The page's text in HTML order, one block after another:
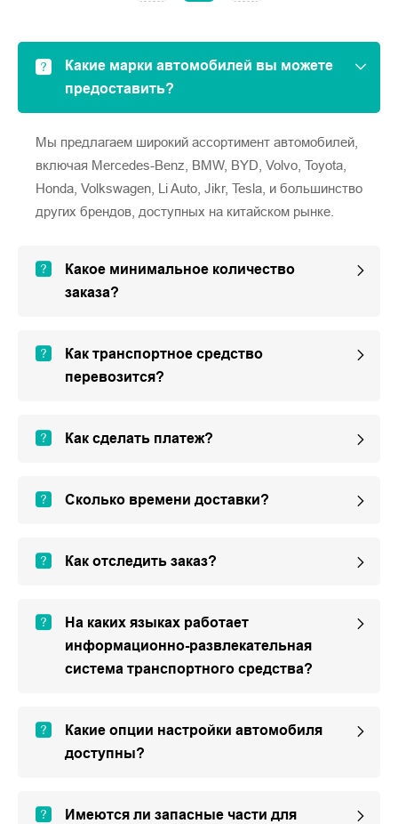
Какие марки автомобилей вы можете
предоставить?
Мы предлагаем широкий ассортимент автомобилей,
включая Mercedes-Benz, BMW, BYD, Volvo, Toyota,
Honda, Volkswagen, Li Auto, Jikr, Tesla, и большинство
других брендов, доступных на китайском рынке.
Какое минимальное количество
заказа?
Как транспортное средство
перевозится?
Как сделать платеж?
Сколько времени доставки?
Как отследить заказ?
На каких языках работает
информационно-развлекательная
система транспортного средства?
Какие опции настройки автомобиля
доступны?
Имеются ли запасные части для